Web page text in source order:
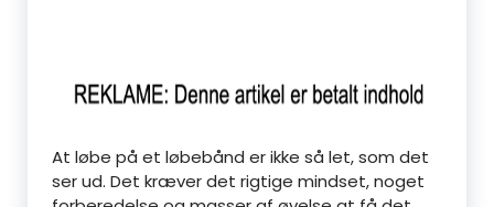
At løbe på et løbebånd er ikke så let, som det
ser ud. Det kræver det rigtige mindset, noget